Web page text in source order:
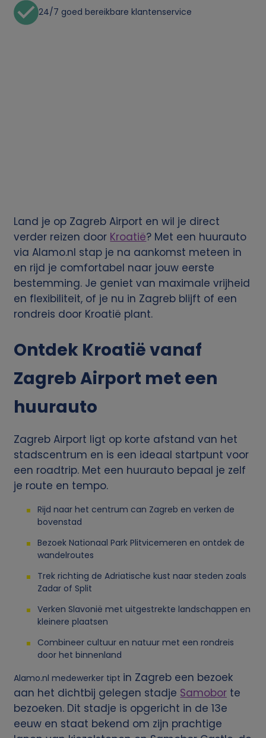
24/7 goed bereikbare klantenservice
Land je op Zagreb Airport en wil je direct
verder reizen door Kroatië? Met een huurauto
via Alamo.nl stap je na aankomst meteen in
en rijd je comfortabel naar jouw eerste
bestemming. Je geniet van maximale vrijheid
en flexibiliteit, of je nu in Zagreb blijft of een
rondreis door Kroatië plant.
Ontdek Kroatië vanaf
Zagreb Airport met een
huurauto
Zagreb Airport ligt op korte afstand van het
stadscentrum en is een ideaal startpunt voor
een roadtrip. Met een huurauto bepaal je zelf
je route en tempo.
Rijd naar het centrum can Zagreb en verken de
bovenstad
Bezoek Nationaal Park Plitvicemeren en ontdek de
wandelroutes
Trek richting de Adriatische kust naar steden zoals
Zadar of Split
Verken Slavonië met uitgestrekte landschappen en
kleinere plaatsen
Combineer cultuur en natuur met een rondreis
door het binnenland
Alamo.nl medewerker tipt in Zagreb een bezoek
aan het dichtbij gelegen stadje Samobor te
bezoeken. Dit stadje is opgericht in de 13e
eeuw en staat bekend om zijn prachtige